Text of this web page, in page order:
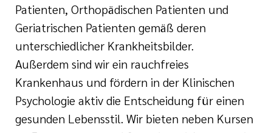
Patienten, Orthopädischen Patienten und
Geriatrischen Patienten gemäß deren
unterschiedlicher Krankheitsbilder.
Außerdem sind wir ein rauchfreies
Krankenhaus und fördern in der Klinischen
Psychologie aktiv die Entscheidung für einen
gesunden Lebensstil. Wir bieten neben Kursen